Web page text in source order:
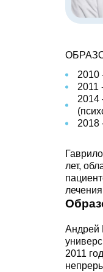
2010
2011
2014
2018
лет,
Андрей
2011